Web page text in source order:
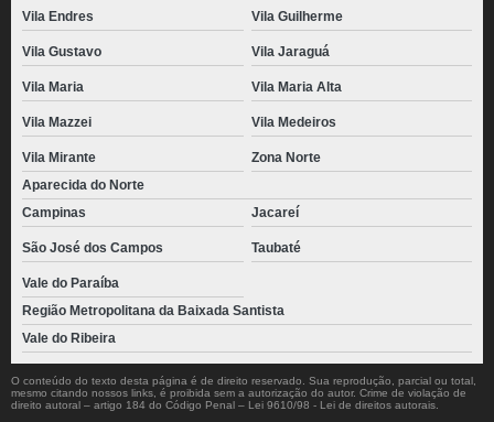
Vila Endres Vila Guilherme
Vila Gustavo Vila Jaraguá
Vila Maria Vila Maria Alta
Vila Mazzei Vila Medeiros
Vila Mirante
Zona Norte
Aparecida do Norte
Campinas
Jacareí
São José dos Campos Taubaté
Vale do Paraíba
Região Metropolitana da Baixada Santista
Vale do Ribeira
O conteúdo do texto desta página é de direito reservado. Sua reprodução, parcial ou total,
mesmo citando nossos links, é proibida sem a autorização do autor. Crime de violação de
direito autoral – artigo 184 do Código Penal – Lei 9610/98 - Lei de direitos autorais